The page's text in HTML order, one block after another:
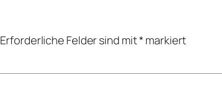
Erforderliche Felder sind mit* markiert